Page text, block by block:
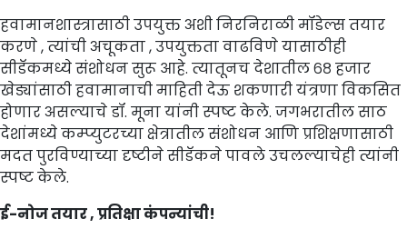
हवामानशास्त्रासाठी उपयुक्त अशी निरनिराळी मॉडेल्स तयार
करणे , त्यांची अचूकता , उपयुक्तता वाढविणे यासाठीही
सीडॅकमध्ये संशोधन सुरू आहे. त्यातूनच देशातील ६८ हजार
खेड्यांसाठी हवामानाची माहिती देऊ शकणारी यंत्रणा विकसित
होणार असल्याचे डॉ. मूना यांनी स्पष्ट केले. जगभरातील साठ
देशांमध्ये कम्प्युटरच्या क्षेत्रातील संशोधन आणि प्रशिक्षणासाठी
मदत पुरविण्याच्या दृष्टीने सीडॅकने पावले उचलल्याचेही त्यांनी
स्पष्ट केले.
ई-नोज तयार , प्रतिक्षा कंपन्यांची!